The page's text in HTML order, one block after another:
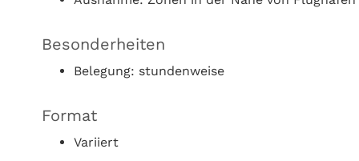
Besonderheiten
Belegung: stundenweise
Format
Variiert